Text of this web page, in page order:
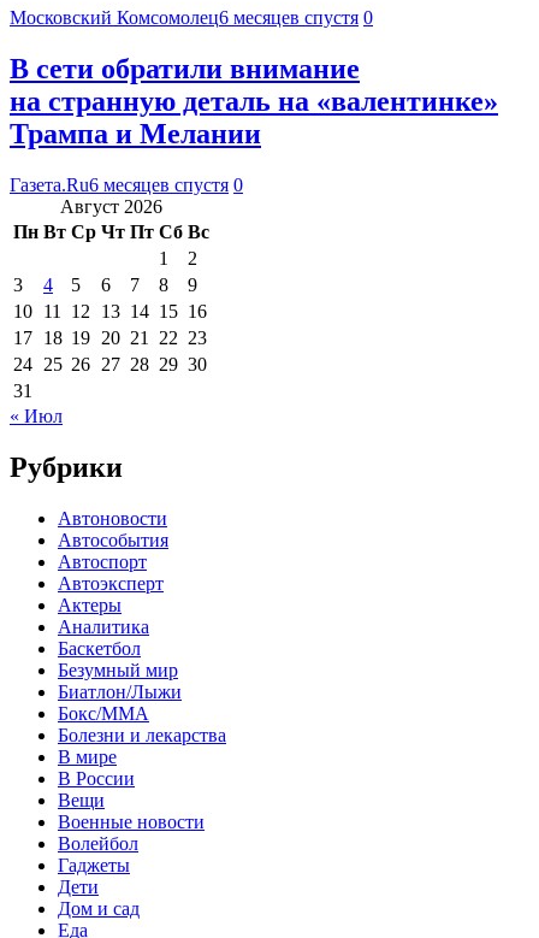
Московский Комсомолец6 месяцев спустя 0
В сети обратили внимание
на странную деталь на «валентинке»
Трампа и Мелании
Газета.Ru6 месяцев спустя 0
Август 2026
Пн Вт Ср Чт Пт Сб Вс
1
2
3
4 5 6 7 8
9
10 11 12 13 14 15 16
17 18 19 20 21 22 23
24 25 26 27 28 29 30
31
« Июл
Рубрики
Автоновости
Автособытия
Автоспорт
Автоэксперт
Актеры
Аналитика
Баскетбол
Безумный мир
Биатлон/Лыжи
Бокс/MMA
Болезни и лекарства
В мире
В России
Вещи
Военные новости
Волейбол
Гаджеты
Дети
Дом и сад
Еда